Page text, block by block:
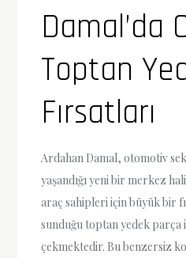
Damal’da
Toptan
Fırsatları
Ardahan Damal, otomotiv
yaşandığı yeni bir merkez
araç sahipleri için büyük bir
sunduğu toptan yedek parça
çekmektedir. Bu benzersiz